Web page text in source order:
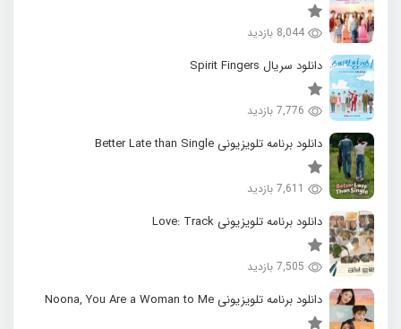
8,044 بازدید
دانلود سریال Spirit Fingers
7,776 بازدید
دانلود برنامه تلویزیونی Better Late than Single
7,611 بازدید
دانلود برنامه تلویزیونی Love: Track
7,505 بازدید
دانلود برنامه تلویزیونی Noona, You Are a Woman to Me